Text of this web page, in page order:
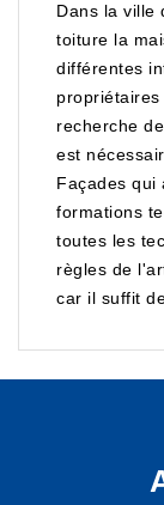
Dans la ville
toiture la
différentes
recherche
est
Façades qui
formations
toutes les
règles de
car il suffit